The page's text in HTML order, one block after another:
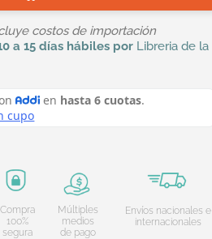
costos de importación
a 15 días hábiles por Libreria de la
Compra
100%
segura
Múltiples
medios
de pago
Envíos nacionales e
internacionales